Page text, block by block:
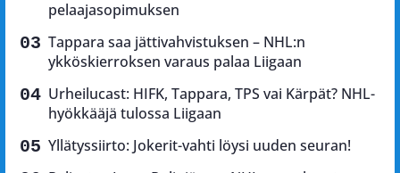
pelaajasopimuksen
Tappara saa jättivahvistuksen – NHL:n
ykköskierroksen varaus palaa Liigaan
Urheilucast: HIFK, Tappara, TPS vai Kärpät? NHL-
hyökkääjä tulossa Liigaan
Yllätyssiirto: Jokerit-vahti löysi uuden seuran!